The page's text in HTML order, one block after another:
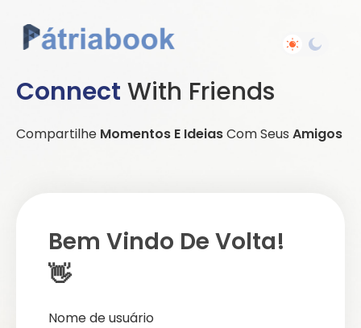
Connect With Friends
Compartilhe Momentos E IdeiasCom Seus Amigos
Bem Vindo De Volta!
👋
Nome de usuário